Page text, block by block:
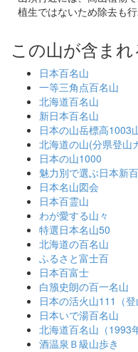
植生ではないため除去も行
この山が含ま
日本百名山
一等三角点百名山
北海道百名山
新日本百名山
日本の山岳標高1003
北海道の山(分県登山
日本の山1000
魅力別で選ぶ日本新
日本名山図会
日本百霊山
わが愛する山々
特選日本名山50
北海道の百名山
ふるさと富士百
日本百富士
白籏史朗の百一名山
日本の活火山111（登
日本いで湯百名山
北海道百名山（1993
酒温泉Ｂ級山歩き